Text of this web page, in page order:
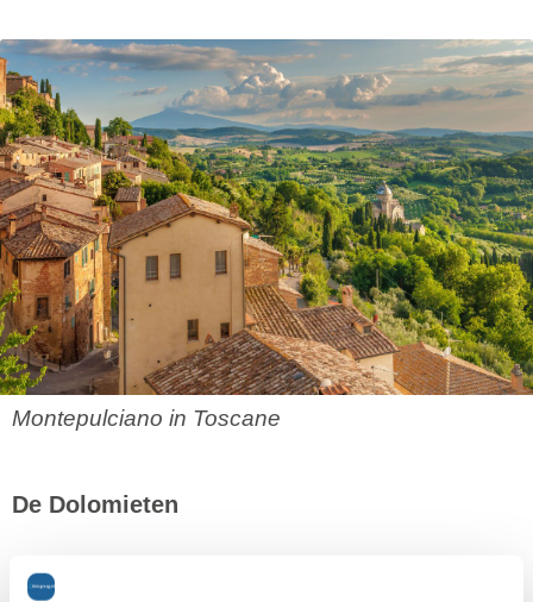
Montepulciano in Toscane
De Dolomieten
Wil je even helemaal één zijn met de natuur en